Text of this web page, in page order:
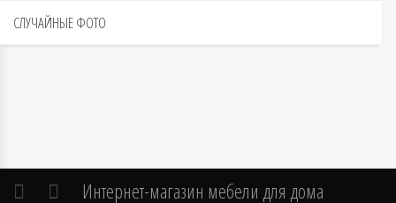
СЛУЧАЙНЫЕФОТО
Интернет-магазин мебели для дома